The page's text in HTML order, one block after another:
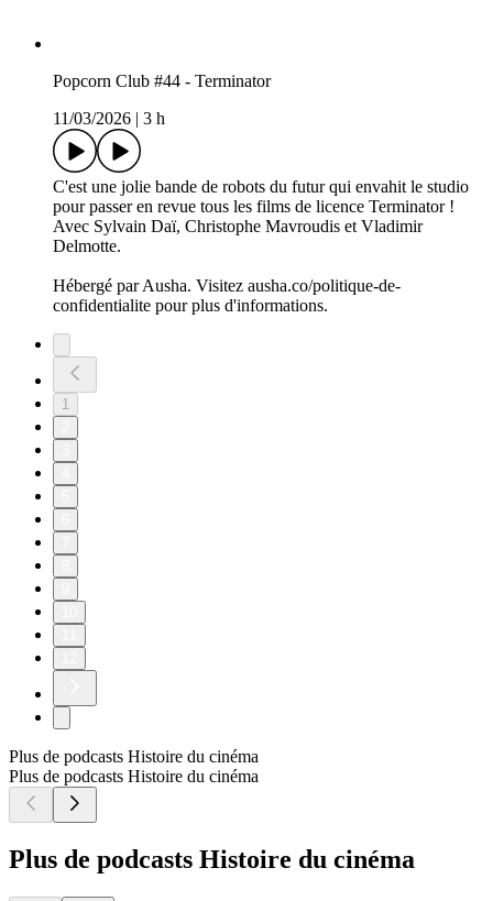
Popcorn Club #44 - Terminator
11/03/2026
3 h
C'est une jolie bande de robots du futur qui envahit le studio
pour passer en revue tous les films de licence Terminator !
Avec Sylvain Daï, Christophe Mavroudis et Vladimir
Delmotte.
Hébergé par Ausha. Visitez ausha.co/politique-de-
confidentialite pour plus d'informations.
1
Plus de podcasts Histoire du cinéma
Plus de podcasts Histoire du cinéma
Plus de podcasts Histoire du cinéma